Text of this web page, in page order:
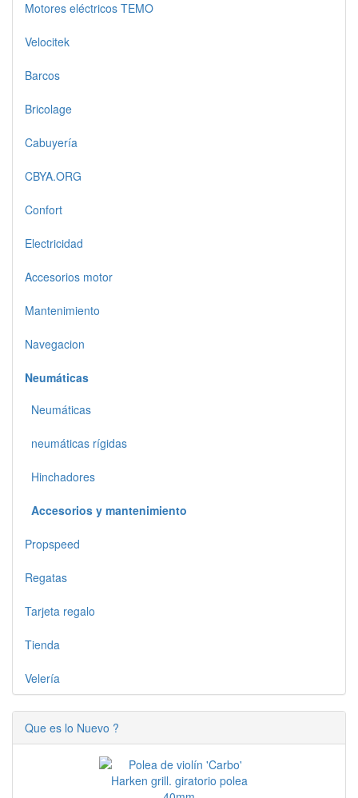
Motores eléctricos TEMO
Velocitek
Barcos
Bricolage
Cabuyería
CBYA.ORG
Confort
Electricidad
Accesorios motor
Mantenimiento
Navegacion
Neumáticas
Neumáticas
neumáticas rígidas
Hinchadores
Accesorios y mantenimiento
Propspeed
Regatas
Tarjeta regalo
Tienda
Velería
Que es lo Nuevo ?